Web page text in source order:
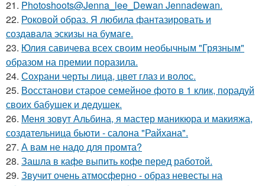
21. Photoshoots@Jenna_lee_Dewan Jennadewan.
22. Роковой образ. Я любила фантазировать и
создавала эскизы на бумаге.
23. Юлия савичева всех своим необычным "Грязным"
образом на премии поразила.
24. Сохрани черты лица, цвет глаз и волос.
25. Восстанови старое семейное фото в 1 клик, порадуй
своих бабушек и дедушек.
26. Меня зовут Альбина, я мастер маникюра и макияжа,
создательница бьюти - салона "Райхана".
27. А вам не надо для промта?
28. Зашла в кафе выпить кофе перед работой.
29. Звучит очень атмосферно - образ невесты на